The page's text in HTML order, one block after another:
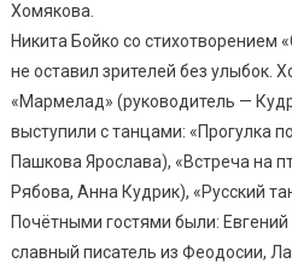
Хомякова.
Никита Бойко со
не оставил зрителей без улыбок.
«Мармелад» (руководитель —
выступили с танцами: «Прогулка
Пашкова Ярослава), «Встреча на
Рябова, Анна Кудрик), «Русский
Почётными гостями были:
славный писатель из Феодосии,